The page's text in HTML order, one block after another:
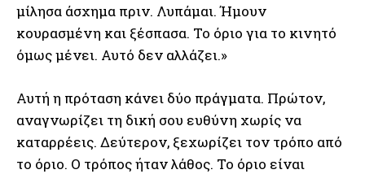
μίλησα άσχημα πριν. Λυπάμαι. Ήμουν
κουρασμένη και ξέσπασα. Το όριο για το κινητό
όμως μένει. Αυτό δεν αλλάζει.»
Αυτή η πρόταση κάνει δύο πράγματα. Πρώτον,
αναγνωρίζει τη δική σου ευθύνη χωρίς να
καταρρέεις. Δεύτερον, ξεχωρίζει τον τρόπο από
το όριο. Ο τρόπος ήταν λάθος. Το όριο είναι